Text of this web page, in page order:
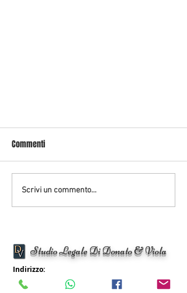
INIZIANO E COME FUNZIONANO.
Commenti
Scrivi un commento...
Studio Legale Di Donato & Viola
Indirizzo:
Via Starza 15, Sant'Agata de' Goti (Bn)
Viale Randi 68/A, Ravenna